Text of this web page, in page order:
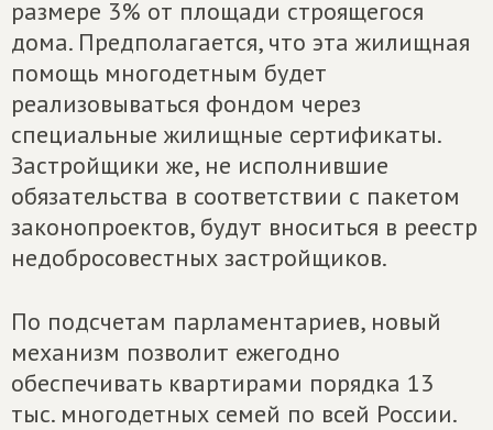
размере 3% от площади строящегося
дома. Предполагается, что эта жилищная
помощь многодетным будет
реализовываться фондом через
специальные жилищные сертификаты.
Застройщики же, не исполнившие
обязательства в соответствии с пакетом
законопроектов, будут вноситься в реестр
недобросовестных застройщиков.
По подсчетам парламентариев, новый
механизм позволит ежегодно
обеспечивать квартирами порядка 13
тыс. многодетных семей по всей России.